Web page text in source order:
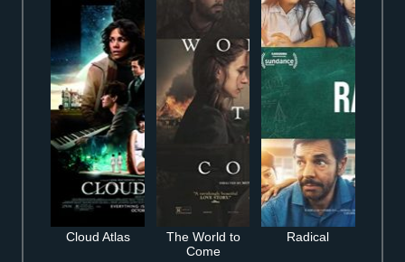
Cloud Atlas
The World to
Come
Radical